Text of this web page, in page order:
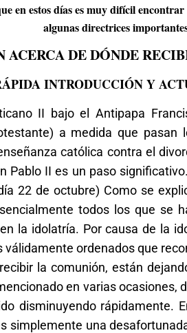
en estos días es muy difícil
algunas directrices
ACERCA DE DÓNDE
INTRODUCCIÓN Y
II bajo el Antipapa
a medida que
católica contra el
Pablo II es un paso
22 de octubre) Como se
todos los que se
la idolatría. Por causa de la
válidamente ordenados que
la comunión, están
en varias ocasiones,
disminuyendo rápidamente.
simplemente una